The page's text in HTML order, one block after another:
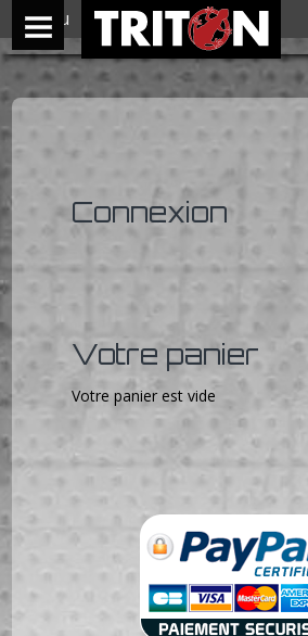
Connexion
Votre panier
Votre panier est vide
Menu